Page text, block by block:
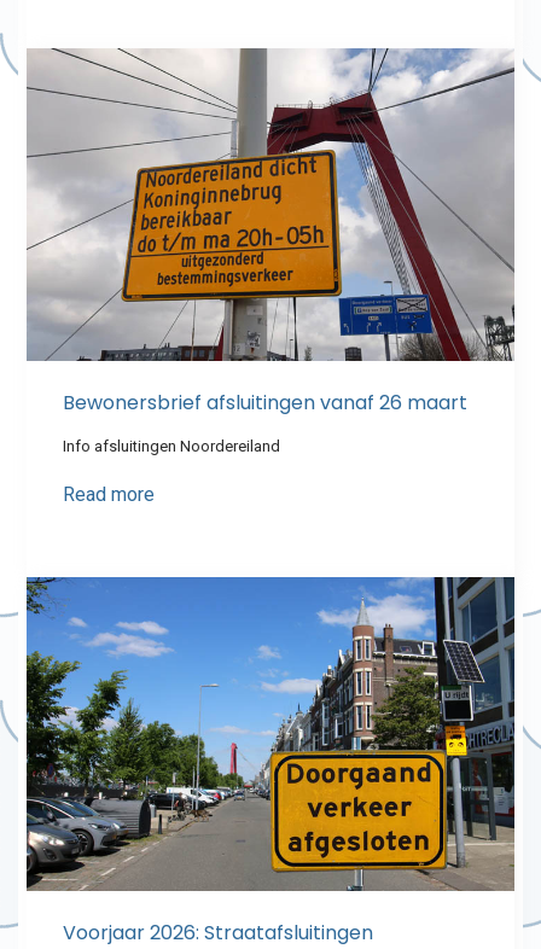
Bewonersbrief afsluitingen vanaf 26 maart
Info afsluitingen Noordereiland
Read more
Voorjaar 2026: Straatafsluitingen